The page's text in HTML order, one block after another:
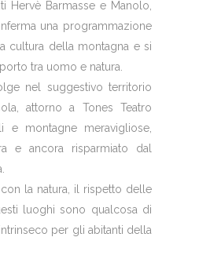
Hervè Barmasse e Manolo,
una programmazione
cultura della montagna e si
tra uomo e natura.
nel suggestivo territorio
attorno a Tones Teatro
e montagne meravigliose,
e ancora risparmiato dal
con la natura, il rispetto delle
luoghi sono qualcosa di
per gli abitanti della